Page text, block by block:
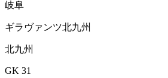
岐阜
ギラヴァンツ北九州
北九州
GK 31